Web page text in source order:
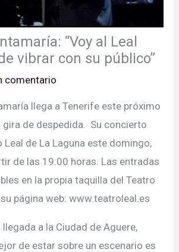
“Voy al Leal
vibrar con su público”
comentario
llega a Tenerife este próximo
de despedida. Su concierto
Leal de La Laguna este domingo,
de las 19:00 horas. Las entradas
en la propia taquilla del Teatro
página web: www.teatroleal.es
a la Ciudad de Aguere,
de estar sobre un escenario es